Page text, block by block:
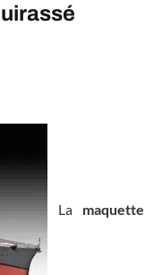
La maquette